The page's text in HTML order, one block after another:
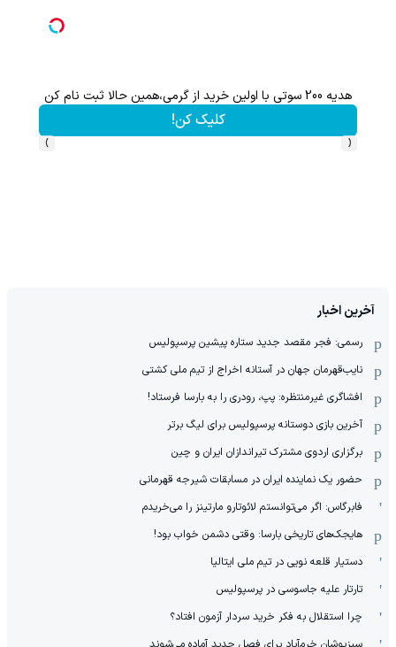
هدیه 200 سوتی با اولین خرید از گرمی،همین حالا ثبت نام کن
کلیک کن!
‹
›
آخرین اخبار
رسمی: فجر مقصد جدید ستاره پیشین پرسپولیس
نایب‌قهرمان جهان در آستانه اخراج از تیم ملی کشتی
افشاگری غیرمنتظره: پپ، رودری را به بارسا فرستاد!
آخرین بازی دوستانه پرسپولیس برای لیگ برتر
برگزاری اردوی مشترک تیراندازان ایران و چین
حضور یک نماینده ایران در مسابقات شیرجه قهرمانی
فابرگاس: اگر می‌توانستم لائوتارو مارتینز را می‌خریدم
هایجک‌های تاریخی بارسا: وقتی دشمن خواب بود!
دستیار قلعه نویی در تیم ملی ایتالیا
تارتار علیه جاسوسی در پرسپولیس
چرا استقلال به فکر خرید سردار آزمون افتاد؟